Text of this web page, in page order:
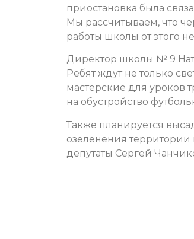
приостановка была
Мы рассчитываем, что
работы школы от этого
Директор школы № 9
Ребят ждут не только
мастерские для уроков
на обустройство
Также планируется
озеленения
депутаты Сергей